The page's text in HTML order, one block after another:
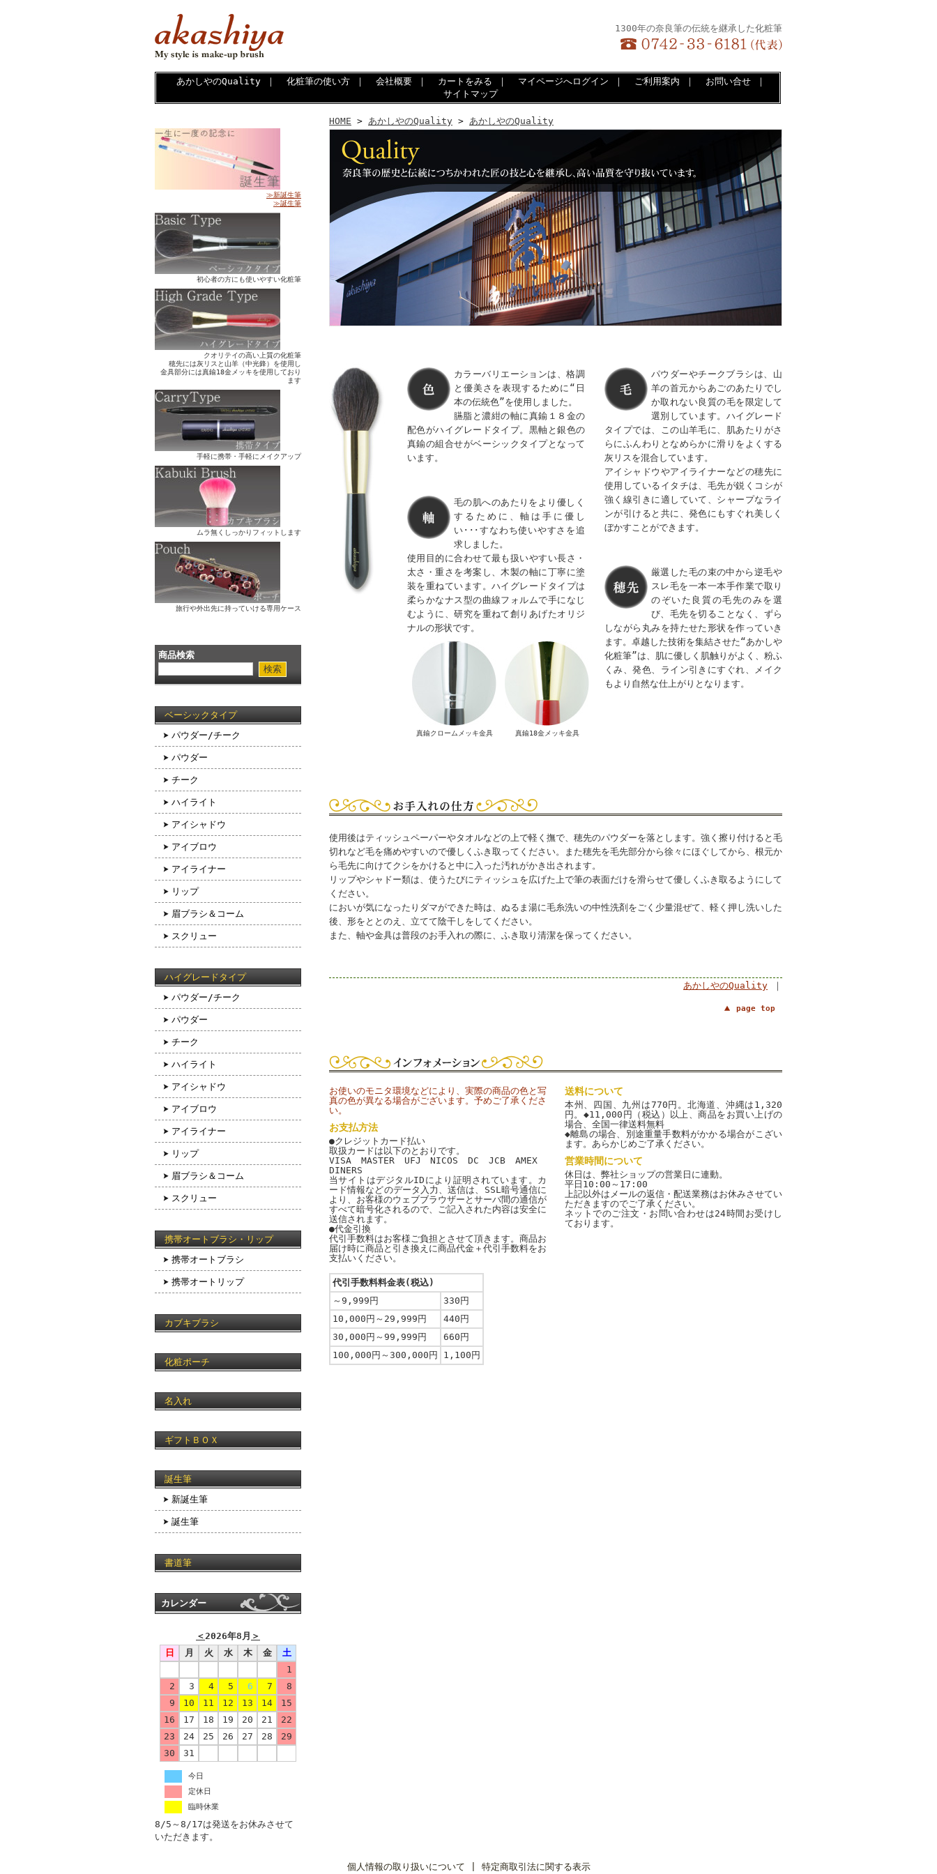
1300年の奈良筆の伝統を継承した化粧筆
≫新誕生筆
≫誕生筆
初心者の方にも使いやすい化粧筆
クオリテイの高い上質の化粧筆
穂先には灰リスと山羊（中光鋒）を使用し
金具部分には真鍮18金メッキを使用しており
ます
手軽に携帯・手軽にメイクアップ
ムラ無くしっかりフィットします
旅行や外出先に持っていける専用ケース
商品検索
ベーシックタイプ
パウダー/チーク
パウダー
チーク
ハイライト
アイシャドウ
アイブロウ
アイライナー
リップ
眉ブラシ＆コーム
スクリュー
ハイグレードタイプ
パウダー/チーク
パウダー
チーク
ハイライト
アイシャドウ
アイブロウ
アイライナー
リップ
眉ブラシ＆コーム
スクリュー
携帯オートブラシ・リップ
携帯オートブラシ
携帯オートリップ
カブキブラシ
化粧ポーチ
名入れ
ギフトＢＯＸ
誕生筆
新誕生筆
誕生筆
書道筆
カレンダー
＜2026年8月 ＞
日
月 火 水 木 金
土
1
2
3 4 5 6 7
8
9
10 11 12 13 14
15
16
17 18 19 20 21
22
23
24 25 26 27 28
29
30
31
今日
定休日
臨時休業
8/5～8/17は発送をお休みさせて
いただきます。
あかしやのQuality｜ 化粧筆の使い方｜ 会社概要｜ カートをみる ｜ マイページへログイン ｜ ご利用案内 ｜ お問い合せ｜
サイトマップ
HOME > あかしやのQuality > あかしやのQuality
カラーバリエーションは、格調
と優美さを表現するために“日
本の伝統色”を使用しました。
臙脂と濃紺の軸に真鍮１８金の
配色がハイグレードタイプ。黒軸と銀色の
真鍮の組合せがベーシックタイプとなって
います。
毛の肌へのあたりをより優しく
するために、軸は手に優し
い･･･すなわち使いやすさを追
求しました。
使用目的に合わせて最も扱いやすい長さ・
太さ・重さを考案し、木製の軸に丁寧に塗
装を重ねています。ハイグレードタイプは
柔らかなナス型の曲線フォルムで手になじ
むように、研究を重ねて創りあげたオリジ
ナルの形状です。
真鍮クロームメッキ金具 真鍮18金メッキ金具
パウダーやチークブラシは、山
羊の首元からあごのあたりでし
か取れない良質の毛を限定して
選別しています。ハイグレード
タイプでは、この山羊毛に、肌あたりがさ
らにふんわりとなめらかに滑りをよくする
灰リスを混合しています。
アイシャドウやアイライナーなどの穂先に
使用しているイタチは、毛先が鋭くコシが
強く線引きに適していて、シャープなライ
ンが引けると共に、発色にもすぐれ美しく
ぼかすことができます。
厳選した毛の束の中から逆毛や
スレ毛を一本一本手作業で取り
のぞいた良質の毛先のみを選
び、毛先を切ることなく、ずら
しながら丸みを持たせた形状を作っていき
ます。卓越した技術を集結させた“あかしや
化粧筆”は、肌に優しく肌触りがよく、粉ふ
くみ、発色、ライン引きにすぐれ、メイク
もより自然な仕上がりとなります。
使用後はティッシュペーパーやタオルなどの上で軽く撫で、穂先のパウダーを落とします。強く擦り付けると毛
切れなど毛を痛めやすいので優しくふき取ってください。また穂先を毛先部分から徐々にほぐしてから、根元か
ら毛先に向けてクシをかけると中に入った汚れがかき出されます。
リップやシャドー類は、使うたびにティッシュを広げた上で筆の表面だけを滑らせて優しくふき取るようにして
ください。
においが気になったりダマができた時は、ぬるま湯に毛糸洗いの中性洗剤をごく少量混ぜて、軽く押し洗いした
後、形をととのえ、立てて陰干しをしてください。
また、軸や金具は普段のお手入れの際に、ふき取り清潔を保ってください。
あかしやのQuality ｜
page top
お使いのモニタ環境などにより、実際の商品の色と写
真の色が異なる場合がございます。予めご了承くださ
い。
お支払方法
●クレジットカード払い
取扱カードは以下のとおりです。
VISA MASTER UFJ NICOS DC JCB AMEX
DINERS
当サイトはデジタルIDにより証明されています。カ
ード情報などのデータ入力、送信は、SSL暗号通信に
より、お客様のウェブブラウザーとサーバ間の通信が
すべて暗号化されるので、ご記入された内容は安全に
送信されます。
●代金引換
代引手数料はお客様ご負担とさせて頂きます。商品お
届け時に商品と引き換えに商品代金＋代引手数料をお
支払いください。
代引手数料料金表(税込)
～9,999円
330円
10,000円～29,999円
440円
30,000円～99,999円
660円
100,000円～300,000円
1,100円
送料について
本州、四国、九州は770円。北海道、沖縄は1,320
円。◆11,000円（税込）以上、商品をお買い上げの
場合、全国一律送料無料
◆離島の場合、別途重量手数料がかかる場合がこざい
ます。あらかじめご了承ください。
営業時間について
休日は、弊社ショップの営業日に連動。
平日10:00～17:00
上記以外はメールの返信・配送業務はお休みさせてい
ただきますのでご了承ください。
ネットでのご注文・お問い合わせは24時間お受けし
ております。
個人情報の取り扱いについて 特定商取引法に関する表示